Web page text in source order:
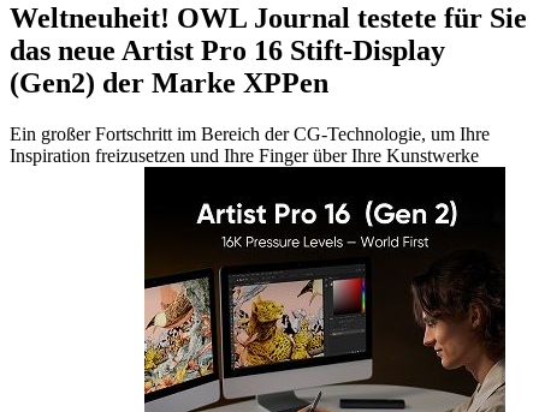
Weltneuheit! OWL Journal testete für Sie
das neue Artist Pro 16 Stift-Display
(Gen2) der Marke XPPen
Ein großer Fortschritt im Bereich der CG-Technologie, um Ihre
Inspiration freizusetzen und Ihre Finger über Ihre Kunstwerke